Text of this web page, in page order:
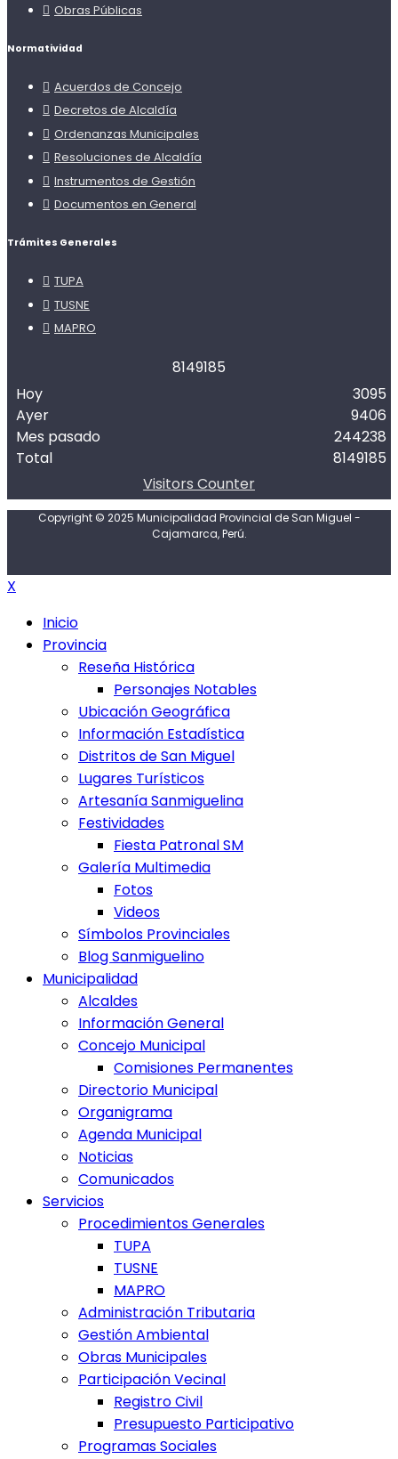
Obras Públicas
Normatividad
Acuerdos de Concejo
Decretos de Alcaldía
Ordenanzas Municipales
Resoluciones de Alcaldía
Instrumentos de Gestión
Documentos en General
Trámites Generales
TUPA
TUSNE
MAPRO
8149185
Hoy
Ayer
Mes pasado
Total
3095
9406
244238
8149185
Visitors Counter
Copyright © 2025 Municipalidad Provincial de San Miguel -
Cajamarca, Perú.
X
Inicio
Provincia
Reseña Histórica
Personajes Notables
Ubicación Geográfica
Información Estadística
Distritos de San Miguel
Lugares Turísticos
Artesanía Sanmiguelina
Festividades
Fiesta Patronal SM
Galería Multimedia
Fotos
Videos
Símbolos Provinciales
Blog Sanmiguelino
Municipalidad
Alcaldes
Información General
Concejo Municipal
Comisiones Permanentes
Directorio Municipal
Organigrama
Agenda Municipal
Noticias
Comunicados
Servicios
Procedimientos Generales
TUPA
TUSNE
MAPRO
Administración Tributaria
Gestión Ambiental
Obras Municipales
Participación Vecinal
Registro Civil
Presupuesto Participativo
Programas Sociales